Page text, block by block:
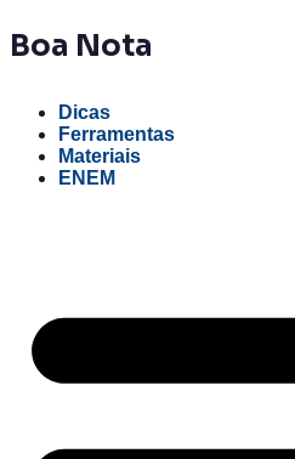
Boa Nota
Dicas
Ferramentas
Materiais
ENEM